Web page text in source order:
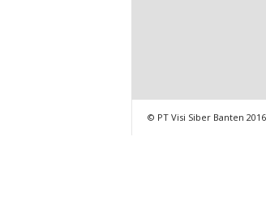
© PT Visi Siber Banten